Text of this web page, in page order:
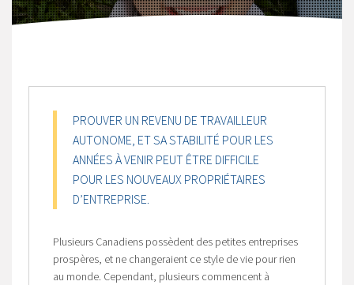
PROUVER UN REVENU DE TRAVAILLEUR
AUTONOME, ET SA STABILITÉ POUR LES
ANNÉES À VENIR PEUT ÊTRE DIFFICILE
POUR LES NOUVEAUX PROPRIÉTAIRES
D’ENTREPRISE.
Plusieurs Canadiens possèdent des petites entreprises
prospères, et ne changeraient ce style de vie pour rien
au monde. Cependant, plusieurs commencent à